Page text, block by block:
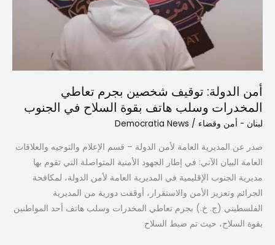
أمن الدولة: توقيف شخصين بجرم تعاطي
المخدرات وسلب هاتف بقوة السلاح في الجنوب
لبنان - أمن وقضاء /
Democratia News
صدر عن المديرية العامة لأمن الدولة – قسم الإعلام والتوجيه والعلاقات
العامة البيان الآتي: في إطار الجهود الأمنية المتواصلة التي تقوم بها
مديرية الجنوب الإقليمية في المديرية العامة لأمن الدولة، لمكافحة
الجرائم وتعزيز الأمن والاستقرار، أوقفت دورية من المديرية
الفلسطيني (ج. خ.) بجرم تعاطي المخدرات وسلب هاتف أحد المواطنين
بقوة السلاح، حيث تم ضبط السلاح
السلاح
في
الجنوب